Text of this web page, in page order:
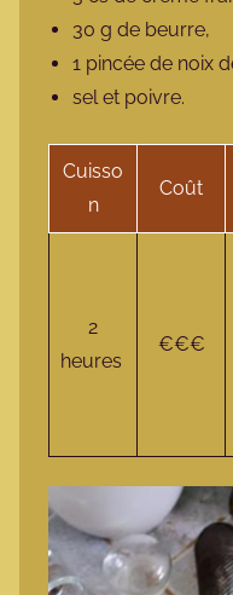
30 g de beurre,
1 pincée de noix
sel et poivre.
Cuisso
n
Coût
2
heures
€€€